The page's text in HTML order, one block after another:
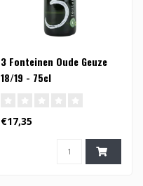
3 Fonteinen Oude Geuze
18/19 - 75cl
€17,35